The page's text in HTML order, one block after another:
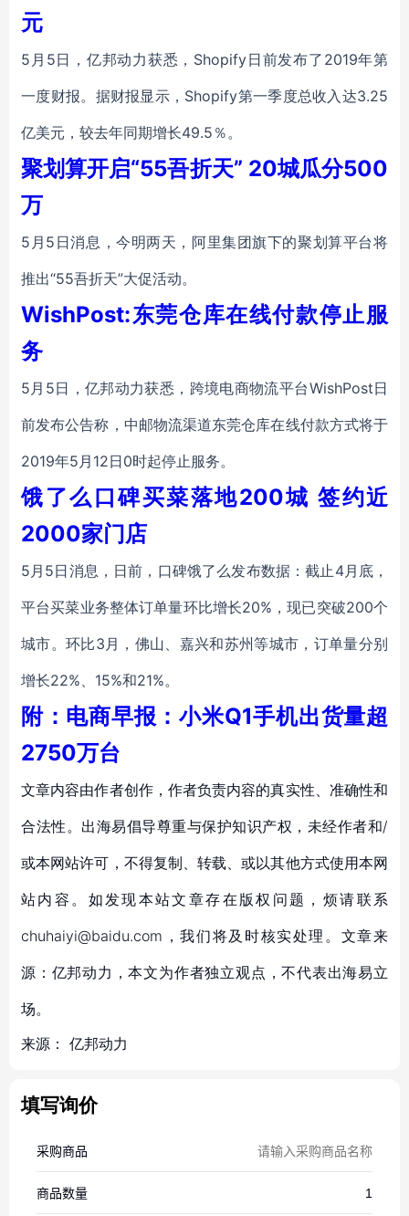
元
5月5日，亿邦动力获悉，Shopify日前发布了2019年第
一度财报。据财报显示，Shopify第一季度总收入达3.25
亿美元，较去年同期增长49.5％。
聚划算开启“55吾折天” 20城瓜分500
万
5月5日消息，今明两天，阿里集团旗下的聚划算平台将
推出“55吾折天”大促活动。
WishPost:东莞仓库在线付款停止服
务
5月5日，亿邦动力获悉，跨境电商物流平台WishPost日
前发布公告称，中邮物流渠道东莞仓库在线付款方式将于
2019年5月12日0时起停止服务。
饿了么口碑买菜落地200城 签约近
2000家门店
5月5日消息，日前，口碑饿了么发布数据：截止4月底，
平台买菜业务整体订单量环比增长20%，现已突破200个
城市。环比3月，佛山、嘉兴和苏州等城市，订单量分别
增长22%、15%和21%。
附：电商早报：小米Q1手机出货量超
2750万台
文章内容由作者创作，作者负责内容的真实性、准确性和
合法性。出海易倡导尊重与保护知识产权，未经作者和/
或本网站许可，不得复制、转载、或以其他方式使用本网
站内容。如发现本站文章存在版权问题，烦请联系
chuhaiyi@baidu.com，我们将及时核实处理。文章来
源：亿邦动力，本文为作者独立观点，不代表出海易立
场。
来源： 亿邦动力
填写询价